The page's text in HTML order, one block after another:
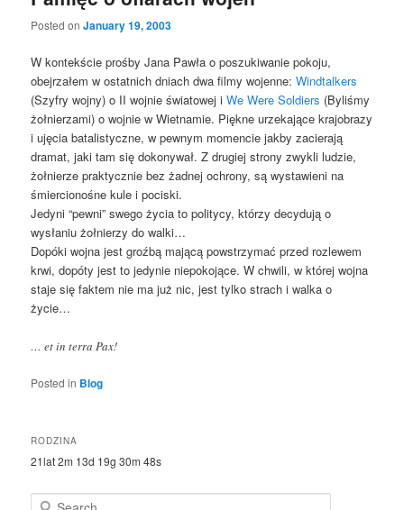
Posted onJanuary 19, 2003
W kontekście prośby Jana Pawła o poszukiwanie pokoju,
obejrzałem w ostatnich dniach dwa filmy wojenne:Windtalkers
(Szyfry wojny) o II wojnie światowej iWe Were Soldiers (Byliśmy
żołnierzami) o wojnie w Wietnamie. Piękne urzekające krajobrazy
i ujęcia batalistyczne, w pewnym momencie jakby zacierają
dramat, jaki tam się dokonywał. Z drugiej strony zwykli ludzie,
żołnierze praktycznie bez żadnej ochrony, są wystawieni na
śmiercionośne kule i pociski.
Jedyni “pewni” swego życia to politycy, którzy decydują o
wysłaniu żołnierzy do walki…
Dopóki wojna jest groźbą mającą powstrzymać przed rozlewem
krwi, dopóty jest to jedynie niepokojące. W chwili, w której wojna
staje się faktem nie ma już nic, jest tylko strach i walka o
życie…
… et in terra Pax!
Posted in Blog
RODZINA
21lat 2m 13d 19g 30m 48s